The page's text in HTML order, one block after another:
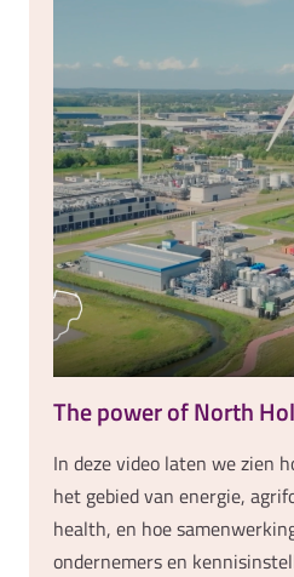
The power of North
In deze video laten we zien
het gebied van energie,
health, en hoe
ondernemers en